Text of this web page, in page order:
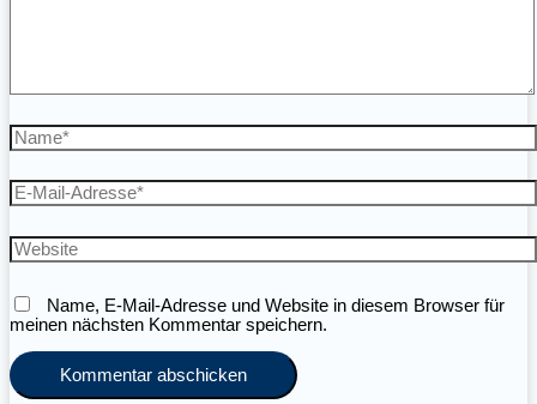
Name*
E-
Mail-
Website
Name, E-Mail-Adresse und Website in diesem Browser für
meinen nächsten Kommentar speichern.